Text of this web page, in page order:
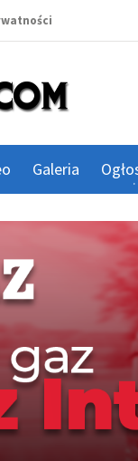
Galeria